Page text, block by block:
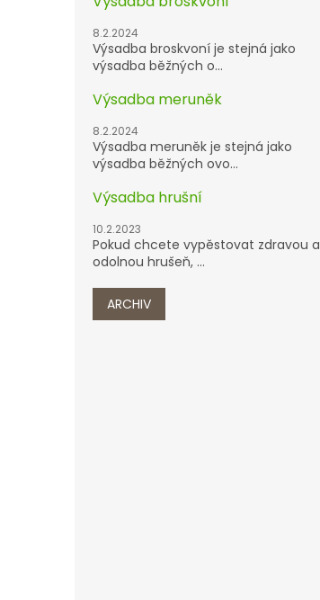
8.2.2024
Výsadba broskvoní je stejná jako
výsadba běžných o...
Výsadba meruněk
8.2.2024
Výsadba meruněk je stejná jako
výsadba běžných ovo...
Výsadba hrušní
10.2.2023
Pokud chcete vypěstovat zdravou a
odolnou hrušeň, ...
ARCHIV